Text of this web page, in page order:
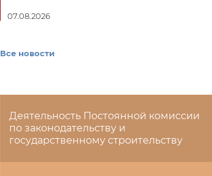
07.08.2026
Все новости
Деятельность Постоянной комиссии
по законодательству и
государственному строительству